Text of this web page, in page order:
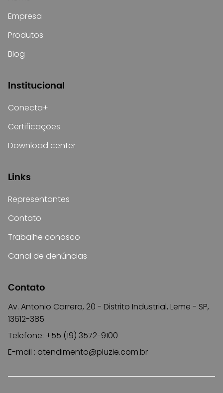
Empresa
Produtos
Blog
Institucional
Conecta+
Certificações
Download center
Links
Representantes
Contato
Trabalhe conosco
Canal de denúncias
Contato
Av. Antonio Carrera, 20 - Distrito Industrial, Leme - SP,
13612-385
Telefone: +55 (19) 3572-9100
E-mail : atendimento@pluzie.com.br